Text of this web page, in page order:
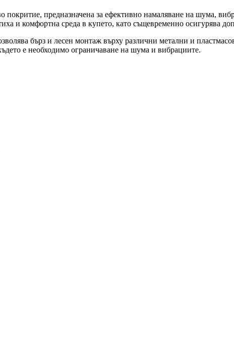
предназначена за ефективно намаляване на шума,
и комфортна среда в купето, като същевременно осигурява
бърз и лесен монтаж върху различни метални и
е необходимо ограничаване на шума и вибрациите.